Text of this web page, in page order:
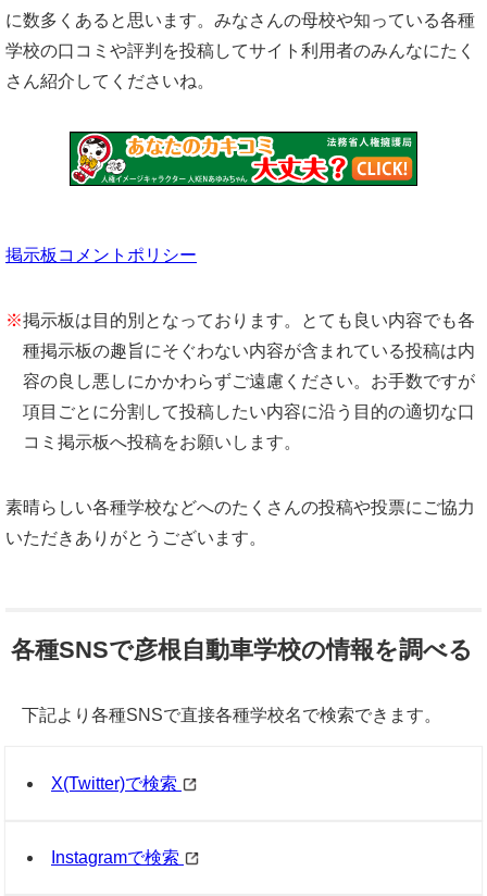
に数多くあると思います。みなさんの母校や知っている各種
学校の口コミや評判を投稿してサイト利用者のみんなにたく
さん紹介してくださいね。
掲示板コメントポリシー
※掲示板は目的別となっております。とても良い内容でも各
種掲示板の趣旨にそぐわない内容が含まれている投稿は内
容の良し悪しにかかわらずご遠慮ください。お手数ですが
項目ごとに分割して投稿したい内容に沿う目的の適切な口
コミ掲示板へ投稿をお願いします。
素晴らしい各種学校などへのたくさんの投稿や投票にご協力
いただきありがとうございます。
各種SNSで彦根自動車学校の情報を調べる
下記より各種SNSで直接各種学校名で検索できます。
X(Twitter)で検索
Instagramで検索